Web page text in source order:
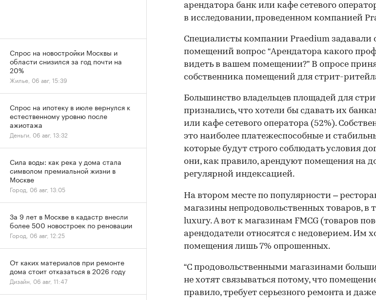
арендатора банк или кафе сетевого
в исследовании, проведенном компанией
Специалисты компании Praedium задавали
помещений вопрос “Арендатора какого
видеть в вашем помещении?” В опросе
собственника помещений для стрит-
Большинство владельцев площадей для
признались, что хотели бы сдавать их
или кафе сетевого оператора (52%).
это наиболее платежеспособные и
которые будут строго соблюдать условия
они, как правило, арендуют помещения на
регулярной индексацией.
На втором месте по популярности –
магазины непродовольственных товаров, в
luxury. А вот к магазинам FMCG (товаров
арендодатели относятся с недоверием. Им
помещения лишь 7% опрошенных.
“С продовольственными магазинами
не хотят связываться потому, что
правило, требует серьезного ремонта и
Спрос на новостройки Москвы и
области снизился за год почти на
20%
Жилье, 06 авг, 15:39
Спрос на ипотеку в июле вернулся к
естественному уровню после
ажиотажа
Деньги, 06 авг, 13:32
Сила воды: как река у дома стала
символом премиальной жизни в
Москве
Город, 06 авг, 13:05
За 9 лет в Москве в кадастр внесли
более 500 новостроек по реновации
Город, 06 авг, 12:25
От каких материалов при ремонте
дома стоит отказаться в 2026 году
Дизайн, 06 авг, 11:47